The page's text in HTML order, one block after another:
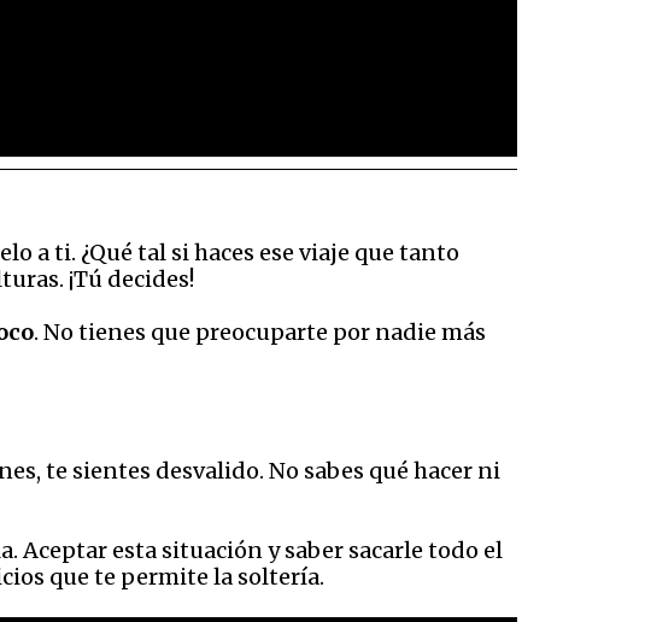
a ti. ¿Qué tal si haces ese viaje que tanto
¡Tú decides!
. No tienes que preocuparte por nadie más
te sientes desvalido. No sabes qué hacer ni
Aceptar esta situación y saber sacarle todo el
que te permite la soltería.